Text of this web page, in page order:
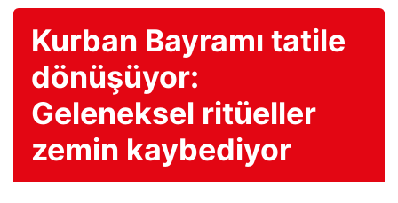
Kurban Bayramı tatile
dönüşüyor:
Geleneksel ritüeller
zemin kaybediyor